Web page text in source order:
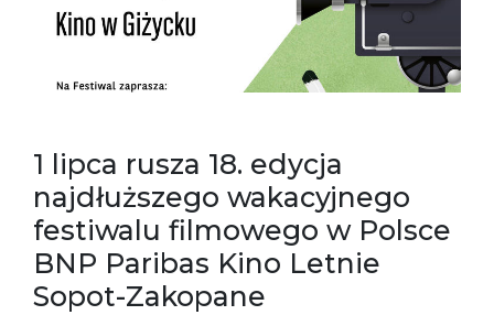
1 lipca rusza 18. edycja
najdłuższego wakacyjnego
festiwalu filmowego w Polsce
BNP Paribas Kino Letnie
Sopot-Zakopane